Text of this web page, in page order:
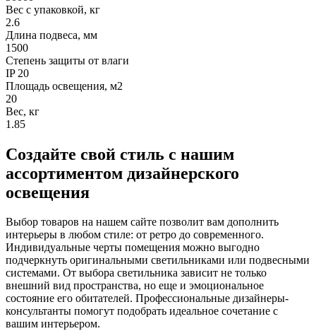
Вес с упаковкой, кг
2.6
Длина подвеса, мм
1500
Степень защиты от влаги
IP 20
Площадь освещения, м2
20
Вес, кг
1.85
Создайте свой стиль с нашим
ассортиментом дизайнерского
освещения
Выбор товаров на нашем сайте позволит вам дополнить
интерьеры в любом стиле: от ретро до современного.
Индивидуальные черты помещения можно выгодно
подчеркнуть оригинальными светильниками или подвесными
системами. От выбора светильника зависит не только
внешний вид пространства, но еще и эмоциональное
состояние его обитателей. Профессиональные дизайнеры-
консультанты помогут подобрать идеальное сочетание с
вашим интерьером.